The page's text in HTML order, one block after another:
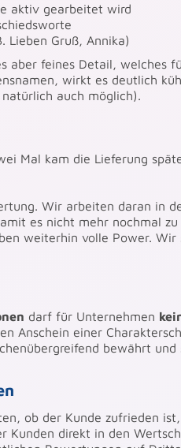
aktiv gearbeitet wird
Lieben Gruß, Annika)
aber feines Detail, welches
wirkt es deutlich
auch möglich).
Mal kam die Lieferung
Wir arbeiten daran in
es nicht mehr nochmal zu
weiterhin volle Power. Wir
darf für Unternehmen
Anschein einer
bewährt
ob der Kunde zufrieden
Kunden direkt in den